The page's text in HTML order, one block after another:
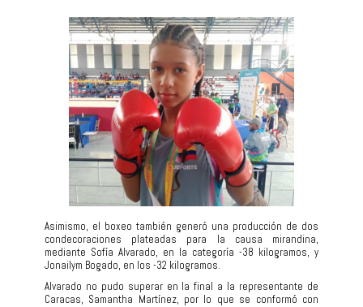
Asimismo, el boxeo también generó una producción de dos
condecoraciones plateadas para la causa mirandina,
mediante Sofía Alvarado, en la categoría -38 kilogramos, y
Jonailym Bogado, en los -32 kilogramos.
Alvarado no pudo superar en la final a la representante de
Caracas, Samantha Martínez, por lo que se conformó con